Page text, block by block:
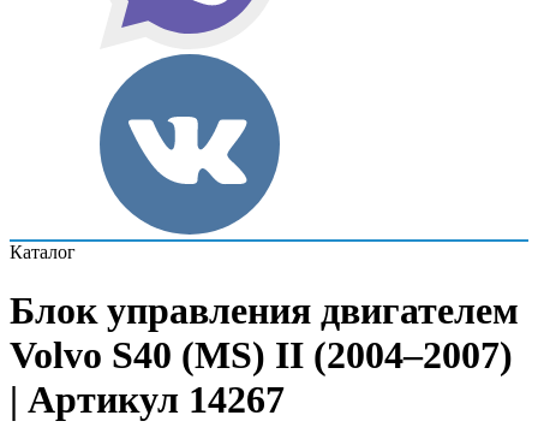
Каталог
Блок управления двигателем
Volvo S40 (MS) II (2004–2007)
| Артикул 14267